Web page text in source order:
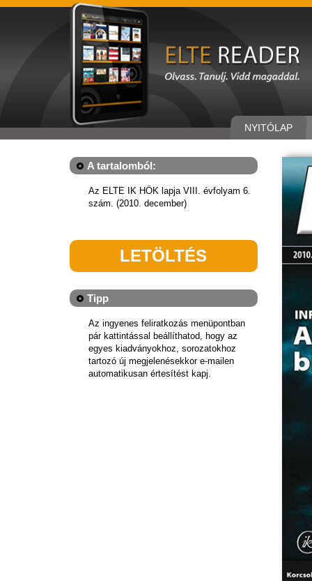
NYITÓLAP
A tartalomból:
Az ELTE IK HÖK lapja VIII. évfolyam 6.
szám. (2010. december)
LETÖLTÉS
Tipp
Az ingyenes feliratkozás menüpontban
pár kattintással beállíthatod, hogy az
egyes kiadványokhoz, sorozatokhoz
tartozó új megjelenésekkor e-mailen
automatikusan értesítést kapj.